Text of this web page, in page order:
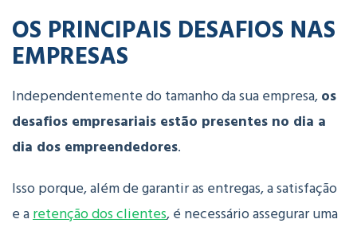
OS PRINCIPAIS DESAFIOS NAS
EMPRESAS
Independentemente do tamanho da sua empresa,os
desafios empresariais estão presentes no dia a
dia dos empreendedores.
Isso porque, além de garantir as entregas, a satisfação
e aretenção dos clientes, é necessário assegurar uma